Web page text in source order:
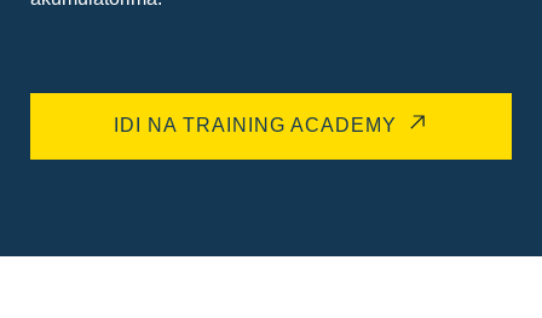
IDI NA TRAINING ACADEMY